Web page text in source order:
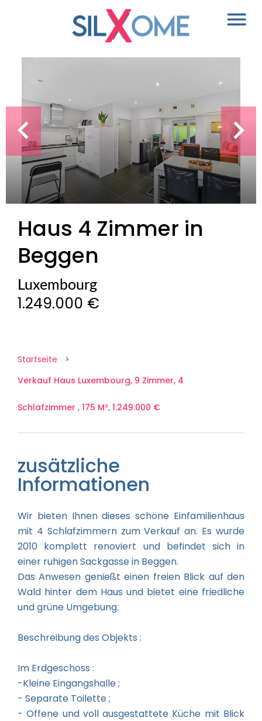
Haus 4 Zimmer in
Beggen
Luxembourg
1.249.000 €
Startseite
Verkauf Haus Luxembourg, 9 Zimmer, 4
Schlafzimmer , 175 M², 1.249.000 €
zusätzliche
Informationen
Wir bieten Ihnen dieses schöne Einfamilienhaus
mit 4 Schlafzimmern zum Verkauf an. Es wurde
2010 komplett renoviert und befindet sich in
einer ruhigen Sackgasse in Beggen.
Das Anwesen genießt einen freien Blick auf den
Wald hinter dem Haus und bietet eine friedliche
und grüne Umgebung.
Beschreibung des Objekts :
Im Erdgeschoss :
-Kleine Eingangshalle ;
- Separate Toilette ;
- Offene und voll ausgestattete Küche mit Blick